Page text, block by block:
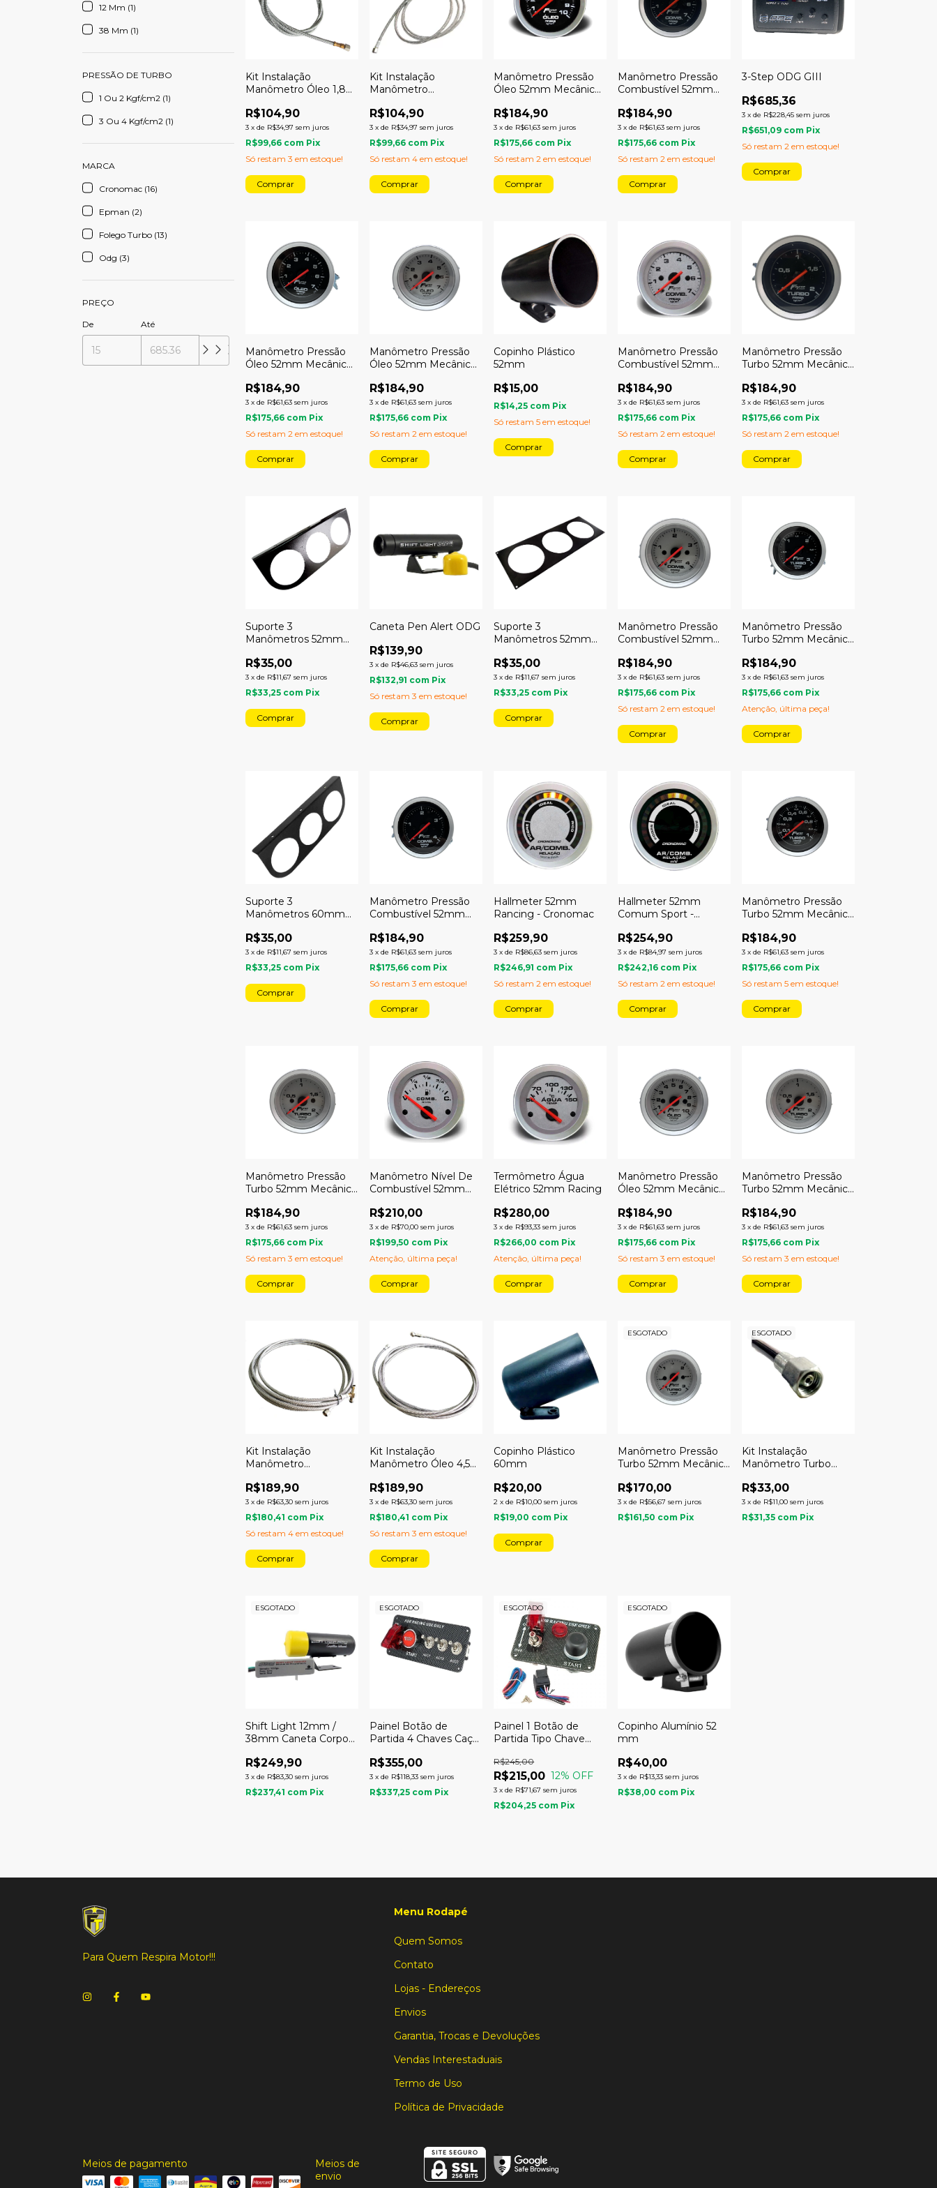
12 Mm (1)
38 Mm (1)
PRESSÃO DE TURBO
1 Ou 2 Kgf/cm2 (1)
3 Ou 4 Kgf/cm2 (1)
MARCA
Cronomac (16)
Epman (2)
Folego Turbo (13)
Odg (3)
PREÇO
De Até
Kit Instalação
Manômetro Óleo 1,80
R$104,90
3 xde R$34,97 sem juros
R$99,66 com Pix
Só restam3 em estoque!
Kit Instalação
Manômetro
metro
R$104,90
3 xde R$34,97 sem juros
R$99,66 com Pix
Só restam4 em estoque!
Manômetro Pressão
Óleo 52mm Mecânico
R$184,90
3 xde R$61,63 sem juros
R$175,66 com Pix
Só restam2 em estoque!
Manômetro Pressão
Combustível 52mm
R$184,90
3 xde R$61,63 sem juros
R$175,66 com Pix
Só restam2 em estoque!
3-Step ODG GIII
R$685,36
3 xde R$228,45 sem juros
R$651,09 com Pix
Só restam2 em estoque!
Manômetro Pressão
Óleo 52mm Mecânico
R$184,90
3 xde R$61,63 sem juros
R$175,66 com Pix
Só restam2 em estoque!
Manômetro Pressão
Óleo 52mm Mecânico
R$184,90
3 xde R$61,63 sem juros
R$175,66 com Pix
Só restam2 em estoque!
Copinho Plástico
52mm
R$15,00
R$14,25 com Pix
Só restam5 em estoque!
Manômetro Pressão
Combustível 52mm
R$184,90
3 xde R$61,63 sem juros
R$175,66 com Pix
Só restam2 em estoque!
Manômetro Pressão
Turbo 52mm Mecânico
R$184,90
3 xde R$61,63 sem juros
R$175,66 com Pix
Só restam2 em estoque!
Suporte 3
Manômetros 52mm
R$35,00
3 xde R$11,67 sem juros
R$33,25 com Pix
Caneta Pen Alert ODG
R$139,90
3 xde R$46,63 sem juros
R$132,91 com Pix
Só restam3 em estoque!
Suporte 3
Manômetros 52mm
R$35,00
3 xde R$11,67 sem juros
R$33,25 com Pix
Manômetro Pressão
Combustível 52mm
R$184,90
3 xde R$61,63 sem juros
R$175,66 com Pix
Só restam2 em estoque!
Manômetro Pressão
Turbo 52mm Mecânico
R$184,90
3 xde R$61,63 sem juros
R$175,66 com Pix
Atenção, última peça!
Suporte 3
Manômetros 60mm
R$35,00
3 xde R$11,67 sem juros
R$33,25 com Pix
Manômetro Pressão
Combustível 52mm
R$184,90
3 xde R$61,63 sem juros
R$175,66 com Pix
Só restam3 em estoque!
Hallmeter 52mm
Rancing - Cronomac
R$259,90
3 xde R$86,63 sem juros
R$246,91 com Pix
Só restam2 em estoque!
Hallmeter 52mm
Comum Sport -
R$254,90
3 xde R$84,97 sem juros
R$242,16 com Pix
Só restam2 em estoque!
Manômetro Pressão
Turbo 52mm Mecânico
R$184,90
3 xde R$61,63 sem juros
R$175,66 com Pix
Só restam5 em estoque!
Manômetro Pressão
Turbo 52mm Mecânico
R$184,90
3 xde R$61,63 sem juros
R$175,66 com Pix
Só restam3 em estoque!
Manômetro Nível De
Combustível 52mm
R$210,00
3 xde R$70,00 sem juros
R$199,50 com Pix
Atenção, última peça!
Termômetro Água
Elétrico 52mm Racing
R$280,00
3 xde R$93,33 sem juros
R$266,00 com Pix
Atenção, última peça!
Manômetro Pressão
Óleo 52mm Mecânico
R$184,90
3 xde R$61,63 sem juros
R$175,66 com Pix
Só restam3 em estoque!
Manômetro Pressão
Turbo 52mm Mecânico
R$184,90
3 xde R$61,63 sem juros
R$175,66 com Pix
Só restam3 em estoque!
Kit Instalação
Manômetro
metro
R$189,90
3 xde R$63,30 sem juros
R$180,41 com Pix
Só restam4 em estoque!
Kit Instalação
Manômetro Óleo 4,50
R$189,90
3 xde R$63,30 sem juros
R$180,41 com Pix
Só restam3 em estoque!
Copinho Plástico
60mm
R$20,00
2 xde R$10,00 sem juros
R$19,00 com Pix
ESGOTADO
Manômetro Pressão
Turbo 52mm Mecânico
R$170,00
3 xde R$56,67 sem juros
R$161,50 com Pix
ESGOTADO
Kit Instalação
Manômetro Turbo
- 3 ou 4 kgf/cm2
R$33,00
3 xde R$11,00 sem juros
R$31,35 com Pix
ESGOTADO
Shift Light 12mm /
38mm Caneta Corpo
ODG Instruments
R$249,90
3 xde R$83,30 sem juros
R$237,41 com Pix
ESGOTADO
Painel Botão de
Partida 4 Chaves Caça
R$355,00
3 xde R$118,33 sem juros
R$337,25 com Pix
ESGOTADO
Painel 1 Botão de
Partida Tipo Chave
Epman
R$215,00
R$245,00
12% OFF
3 xde R$71,67 sem juros
R$204,25 com Pix
ESGOTADO
Copinho Alumínio 52
mm
R$40,00
3 xde R$13,33 sem juros
R$38,00 com Pix
Para Quem Respira Motor!!!
Menu Rodapé
Quem Somos
Contato
Lojas - Endereços
Envios
Garantia, Trocas e Devoluções
Vendas Interestaduais
Termo de Uso
Política de Privacidade
Meios de pagamento
Meios de
envio